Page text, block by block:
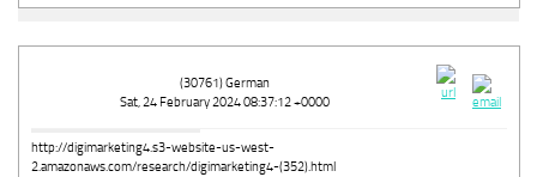
(30761) German
Sat, 24 February 2024 08:37:12 +0000
http://digimarketing4.s3-website-us-west-
2.amazonaws.com/research/digimarketing4-(352).html